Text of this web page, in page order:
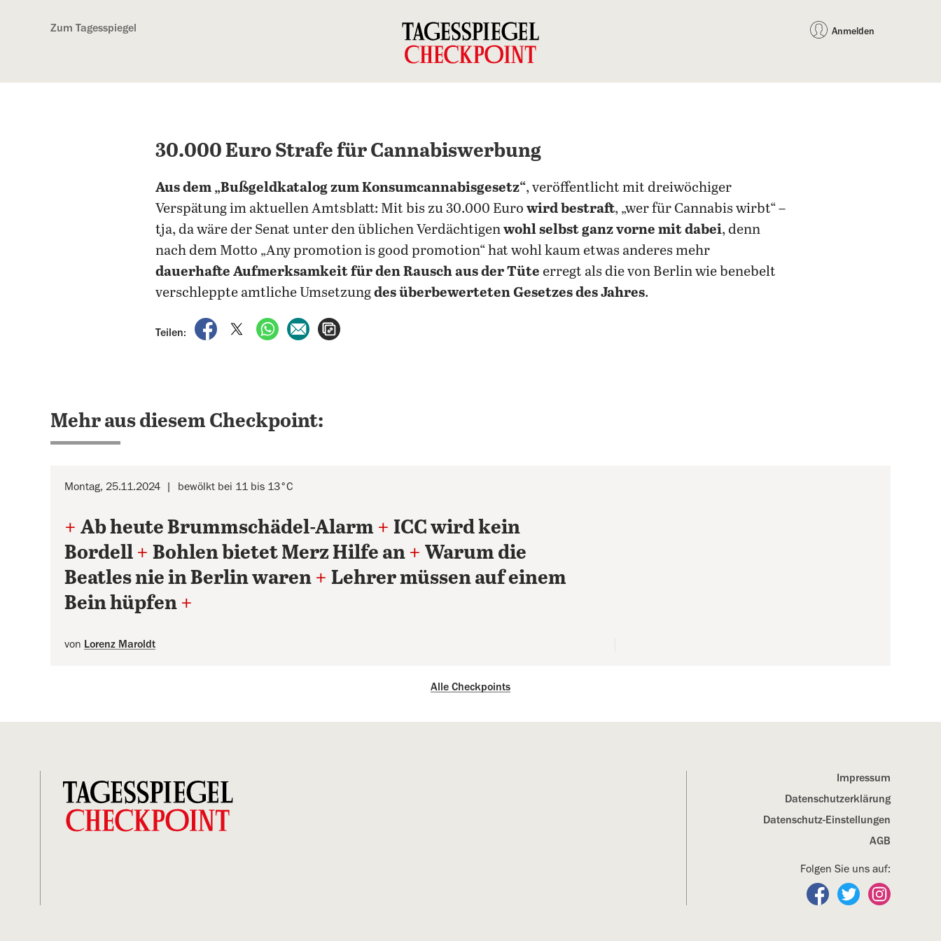
Zum Tagesspiegel Anmelden
30.000 Euro Strafe für Cannabiswerbung
Aus dem „Bußgeldkatalog zum Konsumcannabisgesetz“, veröffentlicht mit dreiwöchiger
Verspätung im aktuellen Amtsblatt: Mit bis zu 30.000 Euro wird bestraft, „wer für Cannabis wirbt“ –
tja, da wäre der Senat unter den üblichen Verdächtigenwohl selbst ganz vorne mit dabei, denn
nach dem Motto „Any promotion is good promotion“ hat wohl kaum etwas anderes mehr
dauerhafte Aufmerksamkeit für den Rausch aus der Tüte erregt als die von Berlin wie benebelt
verschleppte amtliche Umsetzungdes überbewerteten Gesetzes des Jahres.
Teilen:
auf Facebook teilen
auf X teilenper WhatsApp teilen
per E-Mail teilen
Mehr aus diesem Checkpoint:
Montag, 25.11.2024 bewölkt bei 11 bis 13°C
+ Ab heute Brummschädel-Alarm + ICC wird kein
Bordell + Bohlen bietet Merz Hilfe an + Warum die
Beatles nie in Berlin waren + Lehrer müssen auf einem
Bein hüpfen +
von Lorenz Maroldt
Alle Checkpoints
Impressum
Datenschutz­erklärung
Datenschutz-Einstellungen
AGB
Folgen Sie uns auf:
Folgen Sie uns auf
Folgen Sie uns